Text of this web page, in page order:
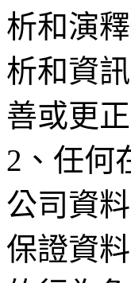
析和演
析和資
善或更
2、任何
公司資
保證資